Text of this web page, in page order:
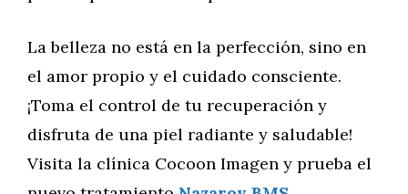
La belleza no está en la perfección, sino en
el amor propio y el cuidado consciente.
¡Toma el control de tu recuperación y
disfruta de una piel radiante y saludable!
Visita la clínica Cocoon Imagen y prueba el